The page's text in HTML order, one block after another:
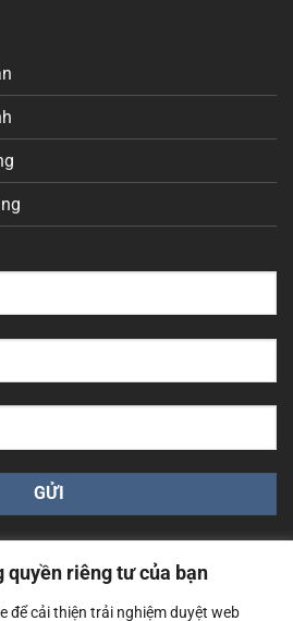
quyền riêng tư của bạn
để cải thiện trải nghiệm duyệt web